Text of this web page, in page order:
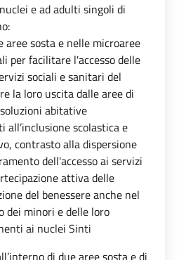
e ad adulti singoli di
aree sosta e nelle microaree
per facilitare l'accesso delle
sociali e sanitari del
la loro uscita dalle aree di
abitative
scolastica e
contrasto alla dispersione
dell'accesso ai servizi
attiva delle
del benessere anche nel
dei minori e delle loro
ai nuclei Sinti
di due aree sosta e di